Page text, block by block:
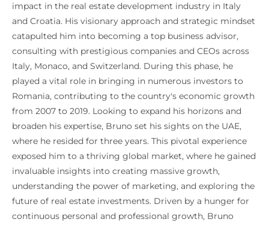
impact in the real estate development industry in Italy
and Croatia. His visionary approach and strategic mindset
catapulted him into becoming a top business advisor,
consulting with prestigious companies and CEOs across
Italy, Monaco, and Switzerland. During this phase, he
played a vital role in bringing in numerous investors to
Romania, contributing to the country's economic growth
from 2007 to 2019. Looking to expand his horizons and
broaden his expertise, Bruno set his sights on the UAE,
where he resided for three years. This pivotal experience
exposed him to a thriving global market, where he gained
invaluable insights into creating massive growth,
understanding the power of marketing, and exploring the
future of real estate investments. Driven by a hunger for
continuous personal and professional growth, Bruno